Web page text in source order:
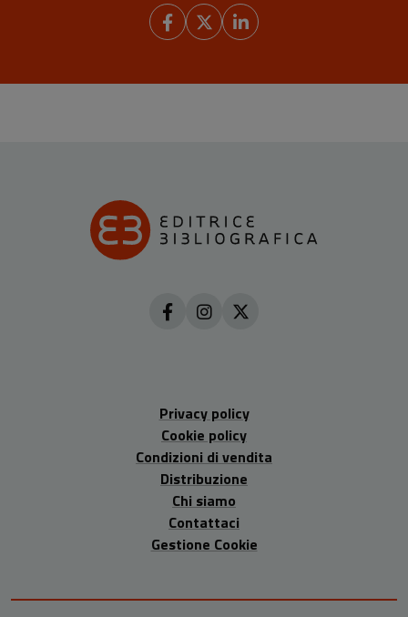
Privacy policy
Cookie policy
Condizioni di vendita
Distribuzione
Chi siamo
Contattaci
Gestione Cookie